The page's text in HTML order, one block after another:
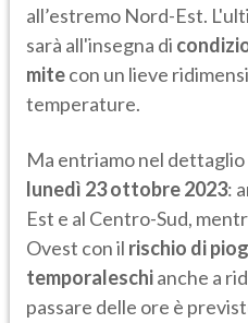
all’estremo Nord-Est.
sarà all'insegna di
mitecon un lieve
temperature.
Ma entriamo nel dettaglio
lunedì 23 ottobre 2023:
Est e al Centro-Sud,
Ovest con il rischio di
temporaleschianche a
passare delle ore è